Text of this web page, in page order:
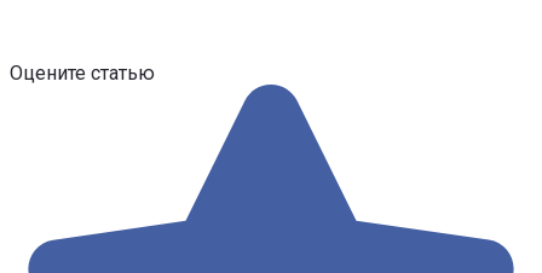
Оцените статью